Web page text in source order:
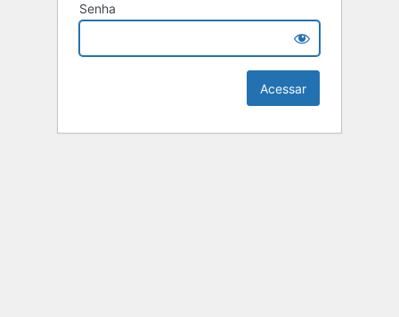
Senha